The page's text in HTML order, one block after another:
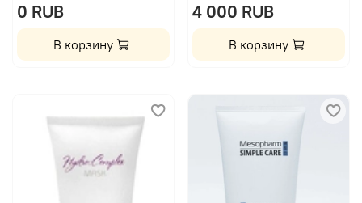
0 RUB
В корзину
4 000 RUB
В корзину